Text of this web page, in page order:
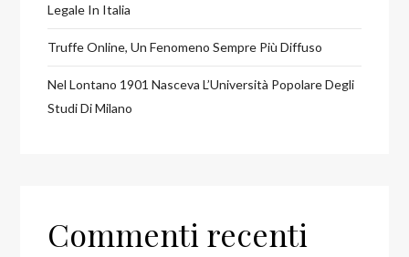
Legale In Italia
Truffe Online, Un Fenomeno Sempre Più Diffuso
Nel Lontano 1901 Nasceva L’Università Popolare Degli
Studi Di Milano
Commenti recenti